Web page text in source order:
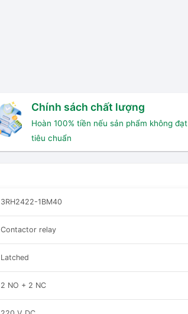
Chính sách chất lượng
Hoàn 100% tiền nếu sản phẩm không đạt
tiêu chuẩn
3RH2422-1BM40
Contactor relay
Latched
2 NO + 2 NC